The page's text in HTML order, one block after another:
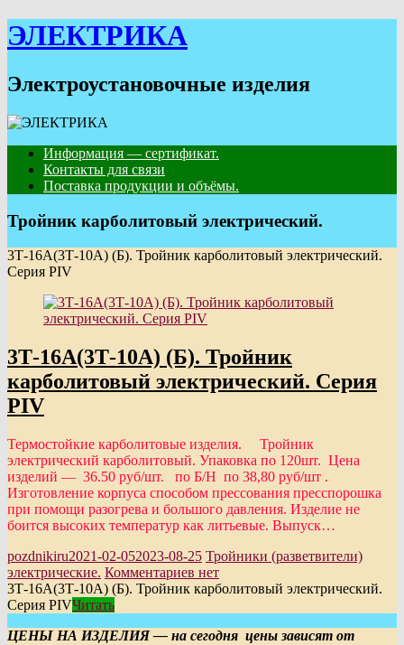
Skip
to
ЭЛЕКТРИКА
Электроустановочные изделия
Информация — сертификат.
Контакты для связи
Поставка продукции и объёмы.
Тройник карболитовый электрический.
3Т-16А(3Т-10А) (Б). Тройник карболитовый электрический.
Серия PIV
3Т-16А(3Т-10А) (Б). Тройник
карболитовый электрический. Серия
PIV
Термостойкие карболитовые изделия. Тройник
электрический карболитовый. Упаковка по 120шт. Цена
изделий — 36.50 руб/шт. по Б/Н по 38,80 руб/шт .
Изготовление корпуса способом прессования пресспорошка
при помощи разогрева и большого давления. Изделие не
боится высоких температур как литьевые. Выпуск…
pozdnikiru2021-02-052023-08-25 Тройники (разветвители)
электрические. Комментариев нет
3Т-16А(3Т-10А) (Б). Тройник карболитовый электрический.
Серия PIVЧитать
ЦЕНЫ НА ИЗДЕЛИЯ — на сегодня цены зависят от